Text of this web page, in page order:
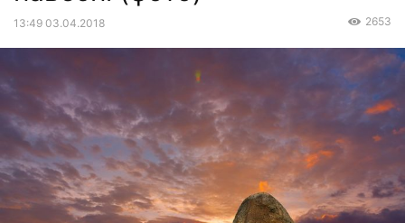
13:49 03.04.2018 2653